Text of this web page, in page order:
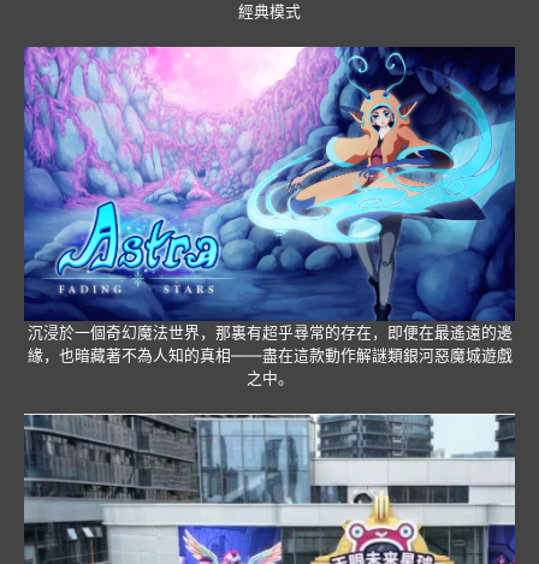
經典模式
沉浸於一個奇幻魔法世界，那裏有超乎尋常的存在，即便在最遙遠的邊
緣，也暗藏著不為人知的真相——盡在這款動作解謎類銀河惡魔城遊戲
之中。